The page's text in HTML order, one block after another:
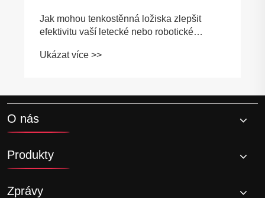
Jak mohou tenkostěnná ložiska zlepšit
efektivitu vaší letecké nebo robotické
Ukázat více >>
O nás
Produkty
Zprávy